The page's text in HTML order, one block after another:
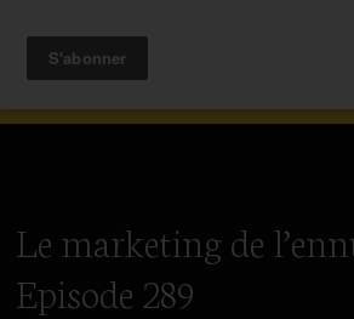
Le marketing de
Episode 289